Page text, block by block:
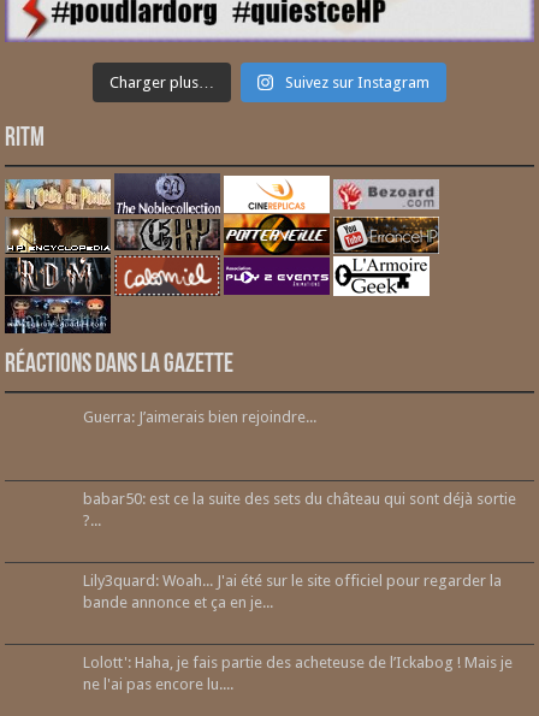
Charger plus… Suivez sur Instagram
RITM
Réactions dans la gazette
Guerra: J’aimerais bien rejoindre...
babar50: est ce la suite des sets du château qui sont déjà sortie
?...
Lily3quard: Woah... J'ai été sur le site officiel pour regarder la
bande annonce et ça en je...
Lolott': Haha, je fais partie des acheteuse de l’Ickabog ! Mais je
ne l'ai pas encore lu....